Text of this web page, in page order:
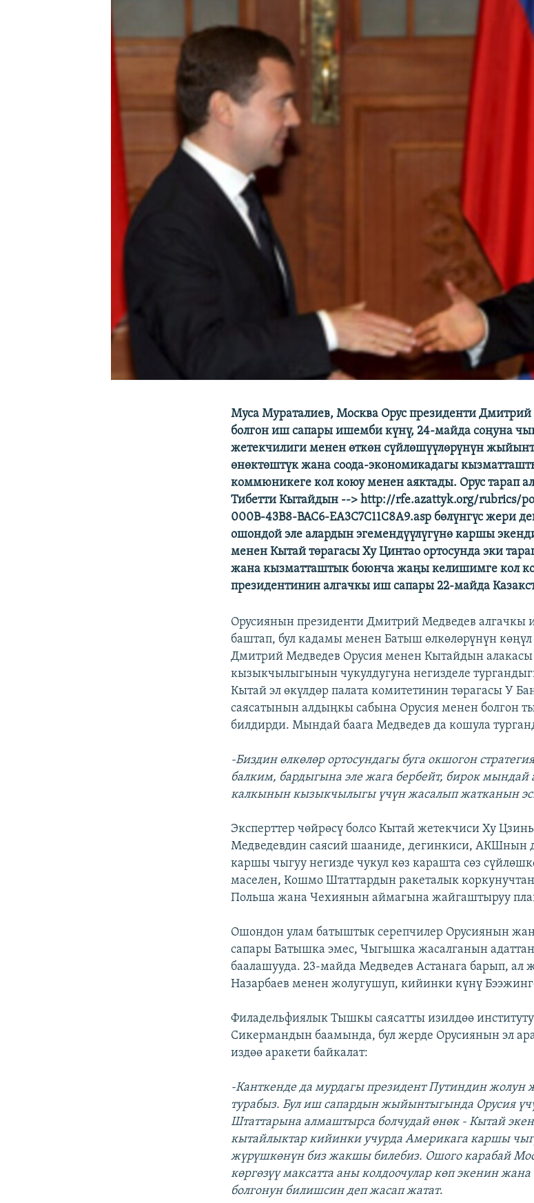
Муса Мураталиев, Москва Орус президенти
болгон иш сапары ишемби күнү, 24-майда соңуна
жетекчилиги менен өткөн сүйлөшүүлөрүнүн
өнөктөштүк жана соода-экономикадагы
коммюникеге кол коюу менен аяктады. Орус тарап
Тибетти Кытайдын --> http://rfe.azattyk.org/rubrics/
000B-43B8-BAC6-EA3C7C11C8A9.asp бөлүнгүс жери
ошондой эле алардын эгемендүүлүгүнө каршы
менен Кытай төрагасы Ху Цинтао ортосунда эки
жана кызматташтык боюнча жаңы келишимге кол
президентинин алгачкы иш сапары 22-майда
Орусиянын президенти Дмитрий Медведев
баштап, бул кадамы менен Батыш өлкөлөрүнүн
Дмитрий Медведев Орусия менен Кытайдын алакасы
кызыкчылыгынын чукулдугуна негизделе
Кытай эл өкүлдөр палата комитетинин төрагасы У
саясатынын алдыңкы сабына Орусия менен болгон
билдирди. Мындай баага Медведев да кошула
-Биздин өлкөлөр ортосундагы буга окшогон
балким, бардыгына эле жага бербейт, бирок мындай
калкынын кызыкчылыгы үчүн жасалып жатканын
Эксперттер чөйрөсү болсо Кытай жетекчиси Ху
Медведевдин саясий шааниде, дегинкиси, АКШнын
каршы чыгуу негизде чукул көз карашта сөз
маселен, Кошмо Штаттардын ракеталык
Польша жана Чехиянын аймагына жайгаштыруу
Ошондон улам батыштык серепчилер Орусиянын
сапары Батышка эмес, Чыгышка жасалганын
баалашууда. 23-майда Медведев Астанага барып, ал
Назарбаев менен жолугушуп, кийинки күнү
Филадельфиялык Тышкы саясатты изилдөө
Сикермандын баамында, бул жерде Орусиянын эл
издөө аракети байкалат:
-Канткенде да мурдагы президент Путиндин жолун
турабыз. Бул иш сапардын жыйынтыгында Орусия
Штаттарына алмаштырса болчудай өнөк - Кытай
кытайлыктар кийинки учурда Америкага каршы
жүрүшкөнүн биз жакшы билебиз. Ошого карабай
көргөзүү максатта аны колдоочулар көп экенин
болгонун билишсин деп жасап жатат.